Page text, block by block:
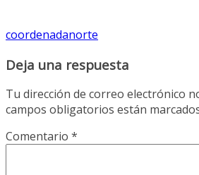
coordenadanorte
Deja una respuesta
Tu dirección de correo electrónico
campos obligatorios están
Comentario *